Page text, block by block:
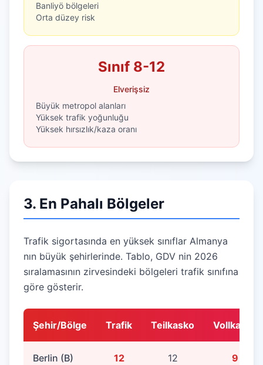
Banliyö bölgeleri
Orta düzey risk
Sınıf 8-12
Elverişsiz
Büyük metropol alanları
Yüksek trafik yoğunluğu
Yüksek hırsızlık/kaza oranı
3. En Pahalı Bölgeler
Trafik sigortasında en yüksek sınıflar Almanya
nın büyük şehirlerinde. Tablo, GDV nin 2026
sıralamasının zirvesindeki bölgeleri trafik sınıfına
göre gösterir.
Şehir/Bölge Trafik Teilkasko Vollkasko
Berlin (B) 12 12 9